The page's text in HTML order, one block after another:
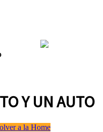
Y UN AUTO
a la Home